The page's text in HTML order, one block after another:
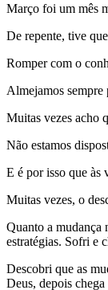
Março foi um mês
De repente, tive
Romper com o
Almejamos sempre
Muitas vezes acho
Não estamos
E é por isso que às
Muitas vezes, o
Quanto a mudança
estratégias. Sofri e
Descobri que as
Deus, depois